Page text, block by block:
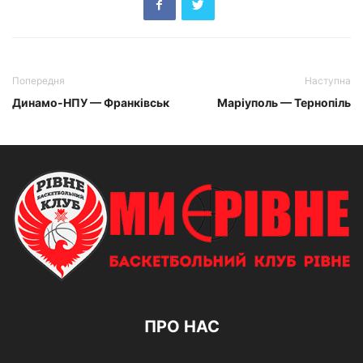
Попередня
Динамо-НПУ — Франківськ
Наступна
Маріуполь — Тернопіль
ПРО НАС